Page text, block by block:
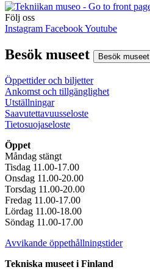
Följ oss
Instagram FacebookYoutube
Besök museet Besök museet
Öppettider och biljetter
Ankomst och tillgänglighet
Utställningar
Saavutettavuusseloste
Tietosuojaseloste
Öppet
Måndag stängt
Tisdag 11.00-17.00
Onsdag 11.00-20.00
Torsdag 11.00-20.00
Fredag 11.00-17.00
Lördag 11.00-18.00
Söndag 11.00-17.00
Avvikande öppethållningstider
Tekniska museet i Finland